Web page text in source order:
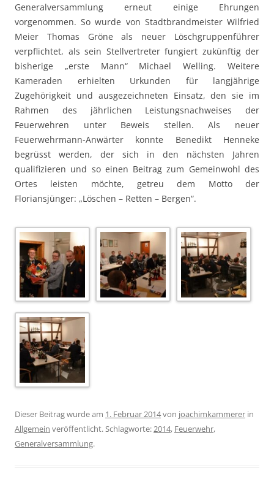
Generalversammlung erneut einige Ehrungen
vorgenommen. So wurde von Stadtbrandmeister Wilfried
Meier Thomas Gröne als neuer Löschgruppenführer
verpflichtet, als sein Stellvertreter fungiert zukünftig der
bisherige „erste Mann“ Michael Welling. Weitere
Kameraden erhielten Urkunden für langjährige
Zugehörigkeit und ausgezeichneten Einsatz, den sie im
Rahmen des jährlichen Leistungsnachweises der
Feuerwehren unter Beweis stellen. Als neuer
Feuerwehrmann-Anwärter konnte Benedikt Henneke
begrüsst werden, der sich in den nächsten Jahren
qualifizieren und so einen Beitrag zum Gemeinwohl des
Ortes leisten möchte, getreu dem Motto der
Floriansjünger: „Löschen – Retten – Bergen“.
Dieser Beitrag wurde am 1. Februar 2014von joachimkammerer in
Allgemein veröffentlicht. Schlagworte:2014, Feuerwehr,
Generalversammlung.